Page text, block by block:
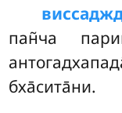
пан̃ча
бха̄сита̄ни.